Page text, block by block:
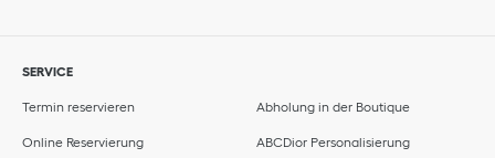
SERVICE
Termin reservieren Abholung in der Boutique
Online Reservierung ABCDior Personalisierung